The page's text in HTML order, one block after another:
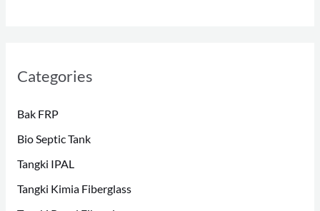
Categories
Bak FRP
Bio Septic Tank
Tangki IPAL
Tangki Kimia Fiberglass